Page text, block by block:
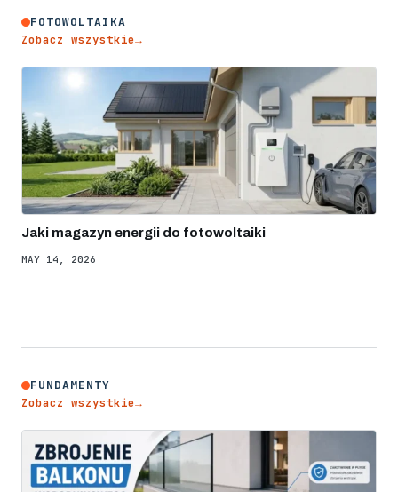
FOTOWOLTAIKA
Zobacz wszystkie→
Jaki magazyn energii do fotowoltaiki
MAY 14, 2026
FUNDAMENTY
Zobacz wszystkie→